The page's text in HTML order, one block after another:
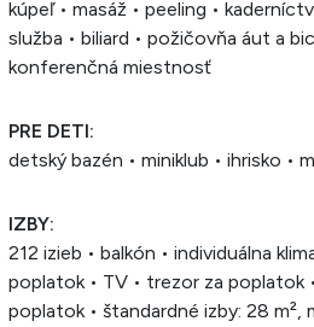
kúpeľ • masáž • peeling •
služba • biliard • požičovňa áut a
konferenčná miestnosť
PRE DETI:
detský bazén • miniklub • ihrisko •
IZBY:
212 izieb • balkón • individuálna
poplatok • TV • trezor za poplatok
poplatok • štandardné izby: 28 m²,